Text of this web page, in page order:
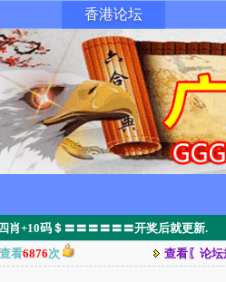
香港论坛
肖+10码＄〓〓〓〓〓〓开奖后就更新.
看6876次 查看〖论坛